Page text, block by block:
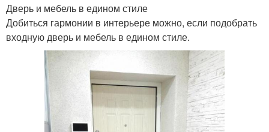
Дверь и мебель в едином стиле
Добиться гармонии в интерьере можно, если подобрать
входную дверь и мебель в едином стиле.